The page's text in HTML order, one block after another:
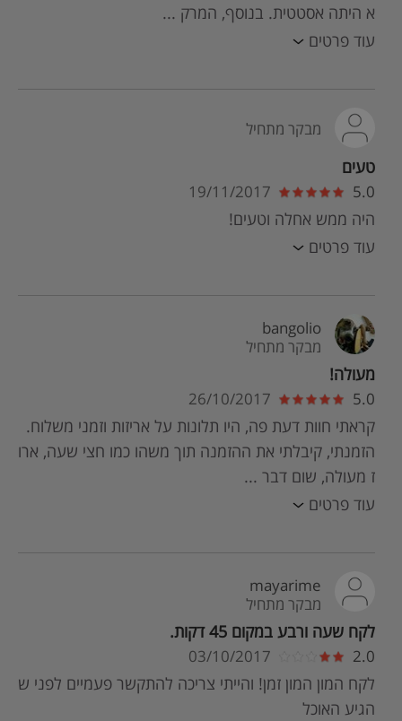
א היתה אסטטית. בנוסף, המרק ...
עוד פרטים
מבקר מתחיל
טעים
5.0
19/11/2017
היה ממש אחלה וטעים!
עוד פרטים
bangolio
מבקר מתחיל
מעולה!
5.0
26/10/2017
קראתי חוות דעת פה, היו תלונות על אריזות וזמני משלוח.
הזמנתי, קיבלתי את ההזמנה תוך משהו כמו חצי שעה, ארו
ז מעולה, שום דבר ...
עוד פרטים
mayarime
מבקר מתחיל
לקח שעה ורבע במקום 45 דקות.
2.0
03/10/2017
לקח המון המון זמן! והייתי צריכה להתקשר פעמיים לפני ש
הגיע האוכל